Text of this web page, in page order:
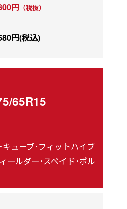
円 （税抜）
円(税込)
65R15
ューブ･フィットハイブ
ールダー･スペイド･ポル